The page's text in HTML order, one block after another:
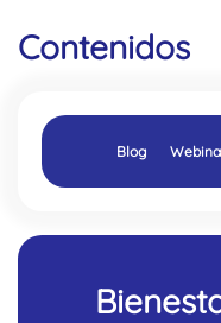
Contenidos
Blog